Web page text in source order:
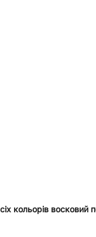
кольорів восковий